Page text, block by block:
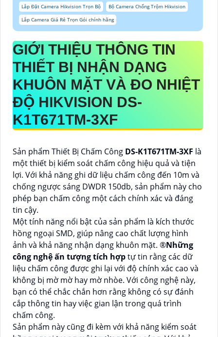
Lắp Đặt Camera Hikvision Trọn Bộ
Bộ Camera Chống Trộm Hikvision
Lắp Camera Giá Rẻ Trọn Gói chính hãng
GIỚI THIỆU THÔNG TIN
THIẾT BỊ NHẬN DẠNG
KHUÔN MẶT VÀ ĐO NHIỆT
ĐỘ HIKVISION DS-
K1T671TM-3XF
Sản phẩm Thiết Bị Chấm Công DS-K1T671TM-3XF là
một thiết bị kiểm soát chấm công hiệu quả và tiện
lợi. Với khả năng ghi dữ liệu chấm công đến 10m và
chống ngược sáng DWDR 150db, sản phẩm này cho
phép bạn chấm công một cách chính xác và đáng
tin cậy.
Một tính năng nổi bật của sản phẩm là kích thước
hồng ngoại SMD, giúp nâng cao chất lượng hình
ảnh và khả năng nhận dạng khuôn mặt. ®️Những
công nghệ ấn tượng tích hợptự tin rằng các dữ
liệu chấm công được ghi lại với độ chính xác cao và
không bị mờ mờ hay mờ nhòe. Với công nghệ này,
bạn có thể chắc chắn hơn rằng không có sự đánh
cắp thông tin hay việc gian lận trong quá trình
chấm công.
Sản phẩm này cũng đi kèm với khả năng kiểm soát